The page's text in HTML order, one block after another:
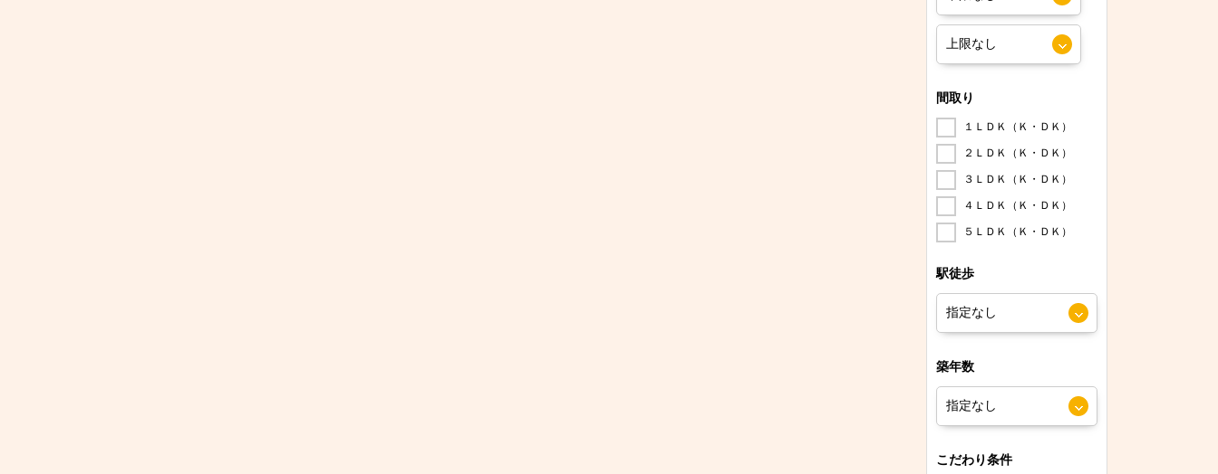
間取り
１ＬＤＫ（Ｋ・ＤＫ）
２ＬＤＫ（Ｋ・ＤＫ）
３ＬＤＫ（Ｋ・ＤＫ）
４ＬＤＫ（Ｋ・ＤＫ）
５ＬＤＫ（Ｋ・ＤＫ）
駅徒歩
築年数
こだわり条件